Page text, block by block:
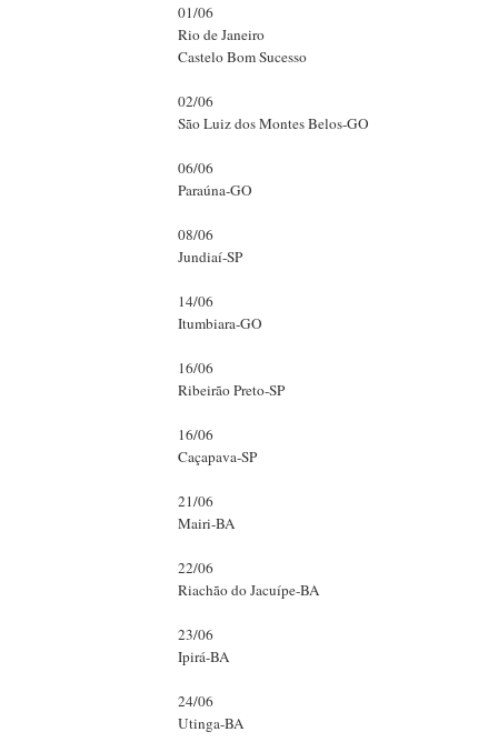
01/06
Rio de Janeiro
Castelo Bom Sucesso
02/06
São Luiz dos Montes Belos-GO
06/06
Paraúna-GO
08/06
Jundiaí-SP
14/06
Itumbiara-GO
16/06
Ribeirão Preto-SP
16/06
Caçapava-SP
21/06
Mairi-BA
22/06
Riachão do Jacuípe-BA
23/06
Ipirá-BA
24/06
Utinga-BA